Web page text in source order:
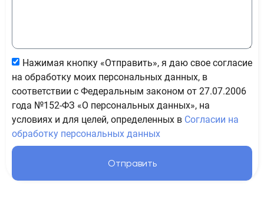
Нажимая кнопку «Отправить», я даю свое согласие
на обработку моих персональных данных, в
соответствии с Федеральным законом от 27.07.2006
года №152-ФЗ «О персональных данных», на
условиях и для целей, определенных в Согласии на
обработку персональных данных
Отправить